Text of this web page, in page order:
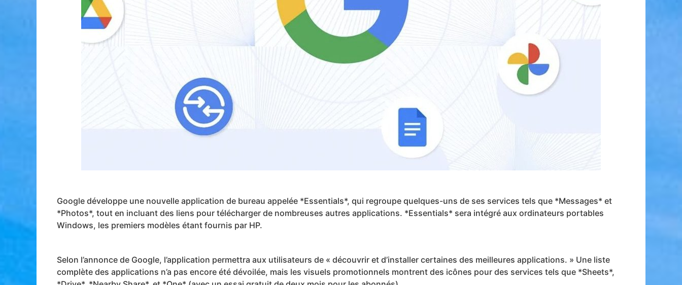
Google développe une nouvelle application de bureau appelée *Essentials*, qui regroupe quelques-uns de ses services tels que *Messages* et
*Photos*, tout en incluant des liens pour télécharger de nombreuses autres applications. *Essentials* sera intégré aux ordinateurs portables
Windows, les premiers modèles étant fournis par HP.
Selon l’annonce de Google, l’application permettra aux utilisateurs de « découvrir et d’installer certaines des meilleures applications. » Une liste
complète des applications n’a pas encore été dévoilée, mais les visuels promotionnels montrent des icônes pour des services tels que *Sheets*,